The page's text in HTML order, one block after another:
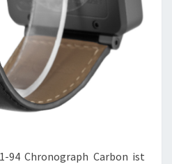
94 Chronograph Carbon ist